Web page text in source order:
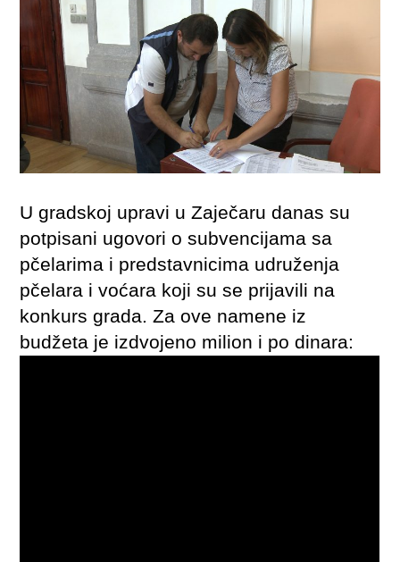
U gradskoj upravi u Zaječaru danas su
potpisani ugovori o subvencijama sa
pčelarima i predstavnicima udruženja
pčelara i voćara koji su se prijavili na
konkurs grada. Za ove namene iz
budžeta je izdvojeno milion i po dinara: